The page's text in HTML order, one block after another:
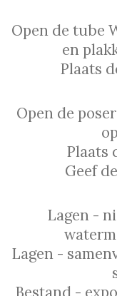
Open de tube
en
Plaats
Open de
Plaats
Geef
Lagen -
Lagen -
Bestand -